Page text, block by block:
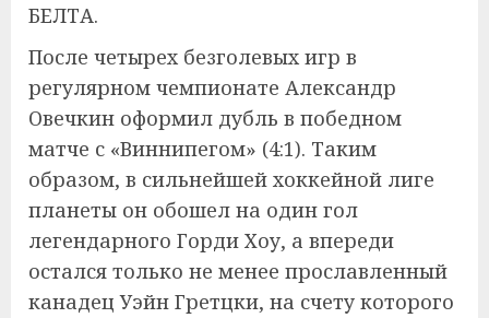
БЕЛТА.
После четырех безголевых игр в
регулярном чемпионате Александр
Овечкин оформил дубль в победном
матче с «Виннипегом» (4:1). Таким
образом, в сильнейшей хоккейной лиге
планеты он обошел на один гол
легендарного Горди Хоу, а впереди
остался только не менее прославленный
канадец Уэйн Гретцки, на счету которого